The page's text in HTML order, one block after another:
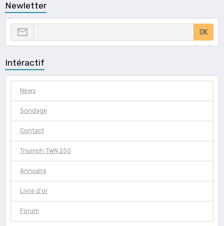
Newletter
OK
Intéractif
News
Sondage
Contact
Triumph TWN 250
Annuaire
Livre d'or
Forum